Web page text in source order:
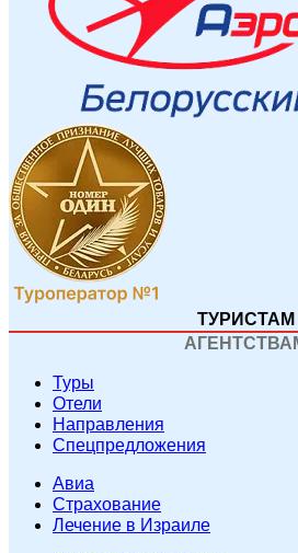
ТУРИСТАМ
Туры
Отели
Направления
Спецпредложения
Авиа
Страхование
Лечение в Израиле